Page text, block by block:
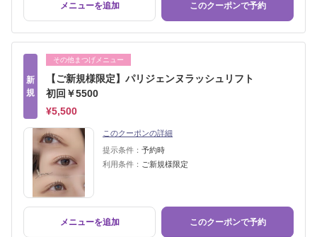
メニューを追加 このクーポンで予約
新
規
その他まつげメニュー
【ご新規様限定】パリジェンヌラッシュリフト
初回￥5500
¥5,500
このクーポンの詳細
提示条件： 予約時
利用条件： ご新規様限定
メニューを追加 このクーポンで予約